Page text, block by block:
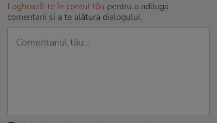
Loghează-te în contul tău pentru a adăuga
comentarii și a te alătura dialogului.